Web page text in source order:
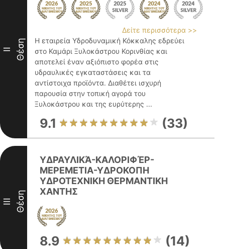
II Θέση
Δείτε περισσότερα >>
Η εταιρεία Υδροδυναμική Κόκκαλης εδρεύει
στο Καμάρι Ξυλοκάστρου Κορινθίας και
αποτελεί έναν αξιόπιστο φορέα στις
υδραυλικές εγκαταστάσεις και τα
αντίστοιχα προϊόντα. Διαθέτει ισχυρή
παρουσία στην τοπική αγορά του
Ξυλοκάστρου και της ευρύτερης ...
9.1 (33)
III Θέση
ΥΔΡΑΥΛΙΚΆ-ΚΑΛΟΡΙΦΈΡ-
ΜΕΡΕΜΕΤΙΑ-ΥΔΡΟΚΟΠΗ
ΥΔΡΟΤΕΧΝΙΚΗ ΘΕΡΜΑΝΤΙΚΗ
ΧΑΝΤΗΣ
8.9 (14)